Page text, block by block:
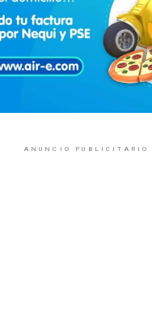
ANUNCIO PUBLICITARIO